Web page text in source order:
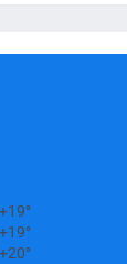
+19°
+19°
+20°